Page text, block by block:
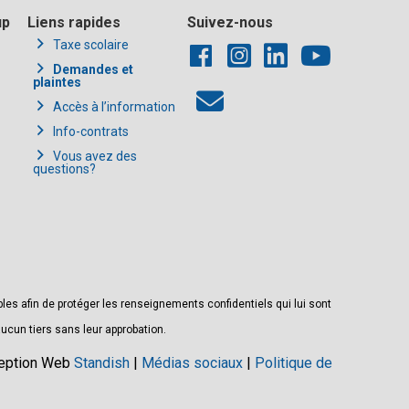
Liens rapides
Taxe scolaire
Demandes et
plaintes
Accès à l’information
Info-contrats
Vous avez des
questions?
Suivez-nous
afin de protéger les renseignements confidentiels qui lui sont
tiers sans leur approbation.
Web Standish | Médias sociaux | Politique de